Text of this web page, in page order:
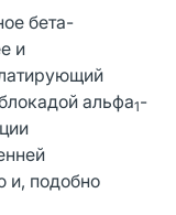
бета-
и
альфа1-
и, подобно